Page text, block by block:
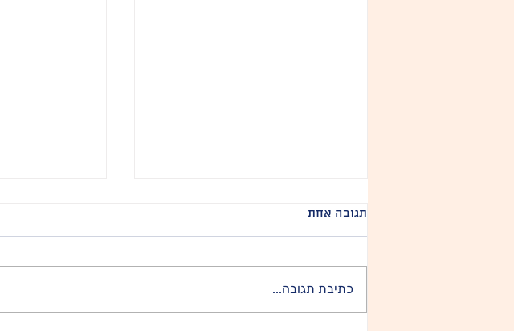
פטפוטי פות
תגובה אחת
כתיבת תגובה...